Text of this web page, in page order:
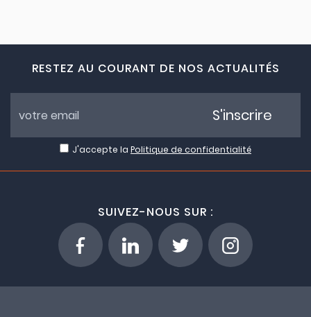
RESTEZ AU COURANT DE NOS ACTUALITÉS
J'accepte la Politique de confidentialité
S'inscrire
SUIVEZ-NOUS SUR :